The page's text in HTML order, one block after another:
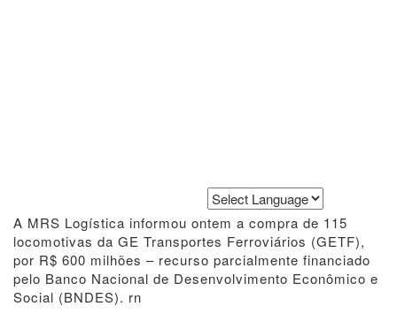
Powered by Translate
A MRS Logística informou ontem a compra de 115
locomotivas da GE Transportes Ferroviários (GETF),
por R$ 600 milhões – recurso parcialmente financiado
pelo Banco Nacional de Desenvolvimento Econômico e
Social (BNDES). rn